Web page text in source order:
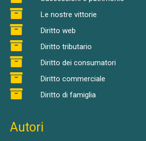
Le nostre vittorie
Diritto web
Diritto tributario
Diritto dei consumatori
Diritto commerciale
Diritto di famiglia
Autori